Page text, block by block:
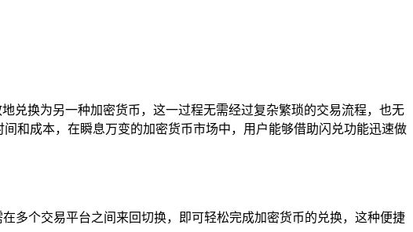
兑换为另一种加密货币，这一过程无需经过复杂繁琐的交易流程，也无
和成本，在瞬息万变的加密货币市场中，用户能够借助闪兑功能迅速做
多个交易平台之间来回切换，即可轻松完成加密货币的兑换，这种便捷